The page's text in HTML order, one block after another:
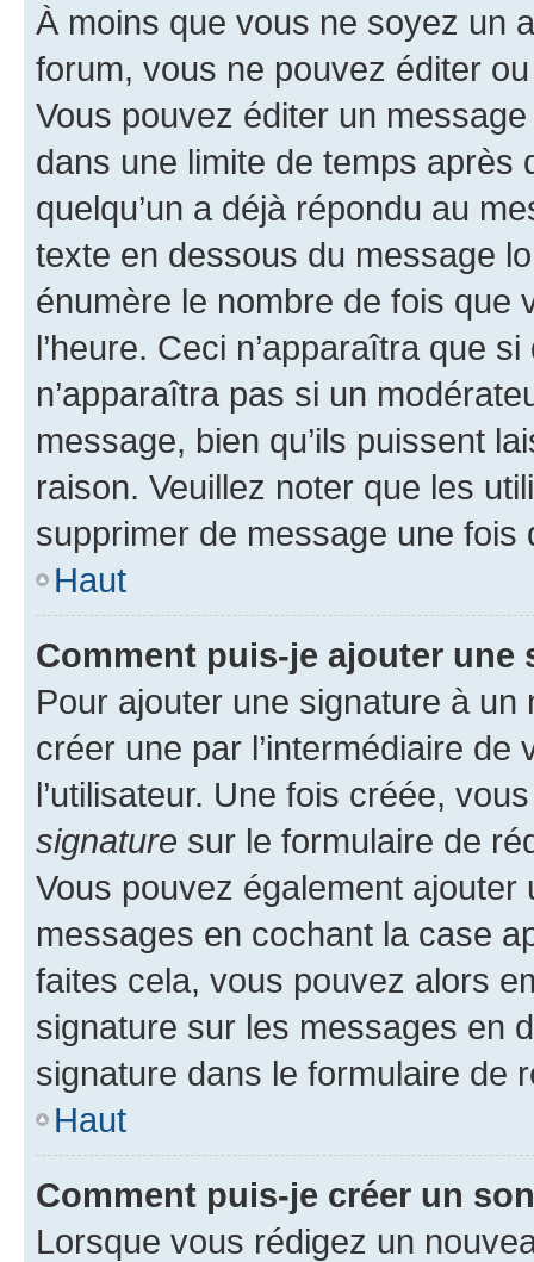
À moins que vous ne soyez un
forum, vous ne pouvez éditer
Vous pouvez éditer un
dans une limite de temps après
quelqu’un a déjà répondu au
texte en dessous du message
énumère le nombre de fois que
l’heure. Ceci n’apparaîtra que
n’apparaîtra pas si un
message, bien qu’ils puissent
raison. Veuillez noter que les
supprimer de message une fois
Haut
Comment puis-je ajouter une
Pour ajouter une signature à un
créer une par l’intermédiaire
l’utilisateur. Une fois créée,
signature sur le formulaire de
Vous pouvez également
messages en cochant la case
faites cela, vous pouvez alors
signature sur les messages en
signature dans le formulaire de
Haut
Comment puis-je créer un
Lorsque vous rédigez un